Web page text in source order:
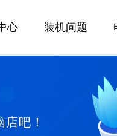
心 装机问题
吧！